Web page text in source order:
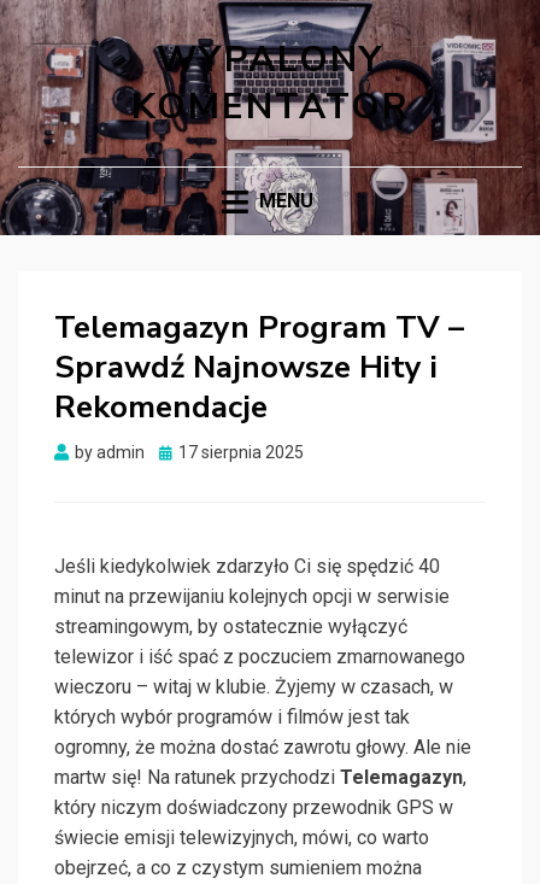
WYPALONY
KOMENTATOR
MENU
Telemagazyn Program TV –
Sprawdź Najnowsze Hity i
Rekomendacje
byadmin
Posted
17 sierpnia 2025
Jeśli kiedykolwiek zdarzyło Ci się spędzić 40
minut na przewijaniu kolejnych opcji w serwisie
streamingowym, by ostatecznie wyłączyć
telewizor i iść spać z poczuciem zmarnowanego
wieczoru – witaj w klubie. Żyjemy w czasach, w
których wybór programów i filmów jest tak
ogromny, że można dostać zawrotu głowy. Ale nie
martw się! Na ratunek przychodzi Telemagazyn,
który niczym doświadczony przewodnik GPS w
świecie emisji telewizyjnych, mówi, co warto
obejrzeć, a co z czystym sumieniem można